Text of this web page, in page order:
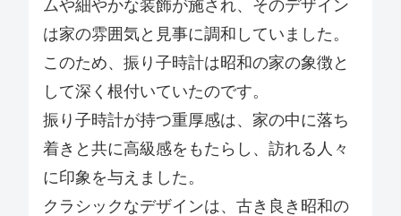
ムや細やかな装飾が施され、そのデザイン
は家の雰囲気と見事に調和していました。
このため、振り子時計は昭和の家の象徴と
して深く根付いていたのです。
振り子時計が持つ重厚感は、家の中に落ち
着きと共に高級感をもたらし、訪れる人々
に印象を与えました。
クラシックなデザインは、古き良き昭和の